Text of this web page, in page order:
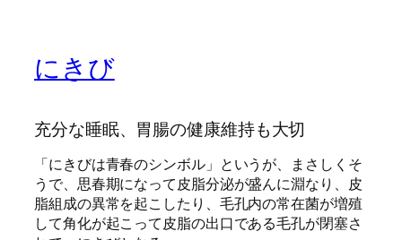
にきび
充分な睡眠、胃腸の健康維持も大切
「にきびは青春のシンボル」というが、まさしくそ
うで、思春期になって皮脂分泌が盛んに淵なり、皮
脂組成の異常を起こしたり、毛孔内の常在菌が増殖
して角化が起こって皮脂の出口である毛孔が閉塞さ